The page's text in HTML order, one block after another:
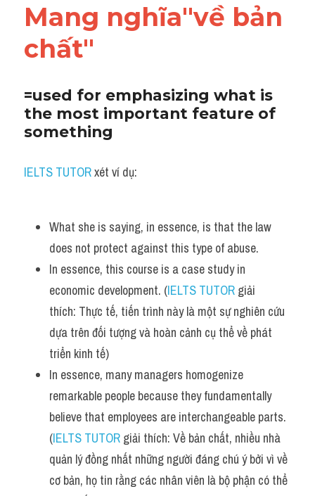
Word form
Cách dùng từ
Đề thi thật Task 2
Writing
Vocabulary
Mang nghĩa"về bản
chất"
=used for emphasizing what is
the most important feature of
something
IELTS TUTOR xét ví dụ:
What she is saying, in essence, is that the law
does not protect against this type of abuse.
In essence, this course is a case study in
economic development. (IELTS TUTOR giải
thích: Thực tế, tiến trình này là một sự nghiên cứu
dựa trên đối tượng và hoàn cảnh cụ thể về phát
triển kinh tế)
In essence, many managers homogenize
remarkable people because they fundamentally
believe that employees are interchangeable parts.
(IELTS TUTOR giải thích: Về bản chất, nhiều nhà
quản lý đồng nhất những người đáng chú ý bởi vì về
cơ bản, họ tin rằng các nhân viên là bộ phận có thể